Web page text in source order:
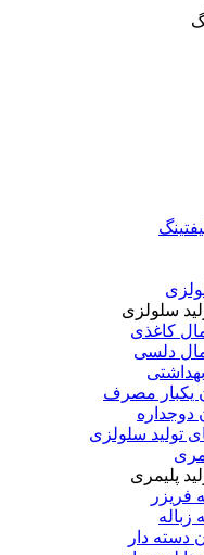
سلولزی
کاغذی
دلسی
یکبار مصرف
دوجداره
تولید سلولزی
پلیمری
فریزر
دسته دار